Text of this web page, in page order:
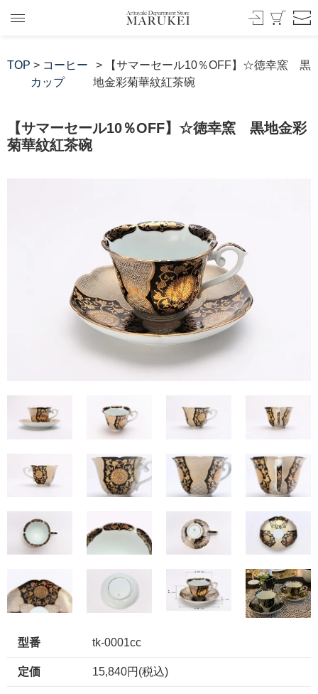
TOP > コーヒー
カップ
> 【サマーセール10％OFF】☆徳幸窯 黒
地金彩菊華紋紅茶碗
【サマーセール10％OFF】☆徳幸窯 黒地金彩
菊華紋紅茶碗
型番 tk-0001cc
定価 15,840円(税込)